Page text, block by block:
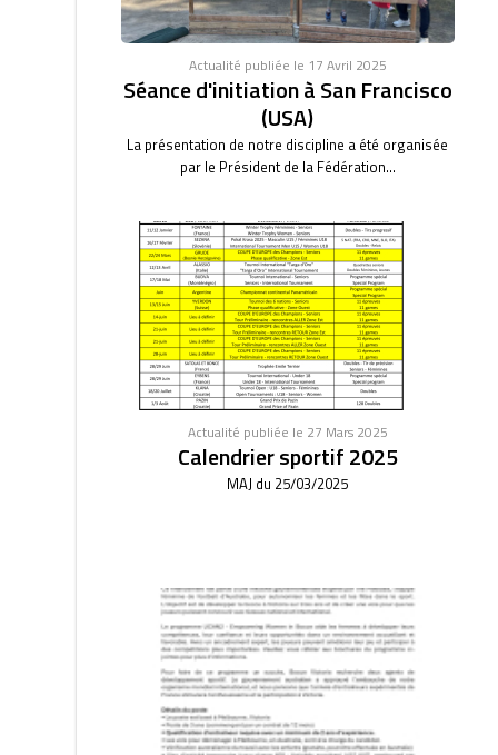
Actualité publiée le 17 Avril 2025
Séance d'initiation à San Francisco
(USA)
La présentation de notre discipline a été organisée
par le Président de la Fédération...
Actualité publiée le 27 Mars 2025
Calendrier sportif 2025
MAJ du 25/03/2025